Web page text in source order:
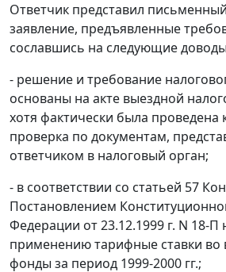
Ответчик представил
заявление, предъявленные
сославшись на следующие
- решение и требование
основаны на акте выездной
хотя фактически была проведена
проверка по документам,
ответчиком в налоговый орган;
- в соответствии со статьей 57
Постановлением
Федерации от 23.12.1999 г. N 18-П
применению тарифные ставки
фонды за период 1999-2000 гг.;